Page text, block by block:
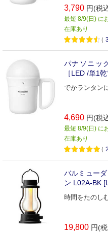
3,790 円(税
最短 8/9(日) に
在庫あり
（
パナソニッ
［LED /単1
でかランタン
4,690 円(税
最短 8/9(日) に
在庫あり
（ 2
バルミュー
ン L02A-BK
時間をたのし
19,800 円(